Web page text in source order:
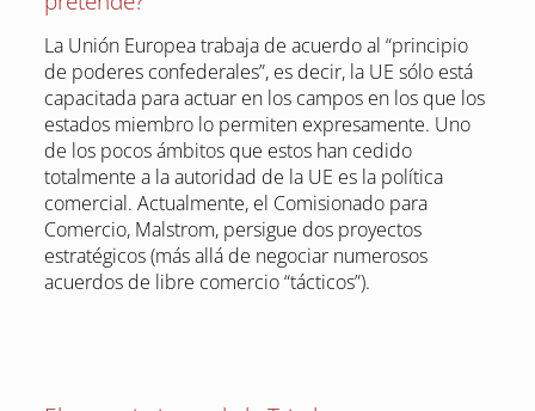
La Unión Europea trabaja de acuerdo al “principio
de poderes confederales”, es decir, la UE sólo está
capacitada para actuar en los campos en los que los
estados miembro lo permiten expresamente. Uno
de los pocos ámbitos que estos han cedido
totalmente a la autoridad de la UE es la política
comercial. Actualmente, el Comisionado para
Comercio, Malstrom, persigue dos proyectos
estratégicos (más allá de negociar numerosos
acuerdos de libre comercio “tácticos”).